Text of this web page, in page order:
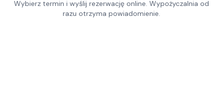
Wybierz termin i wyślij rezerwację online. Wypożyczalnia od
razu otrzyma powiadomienie.